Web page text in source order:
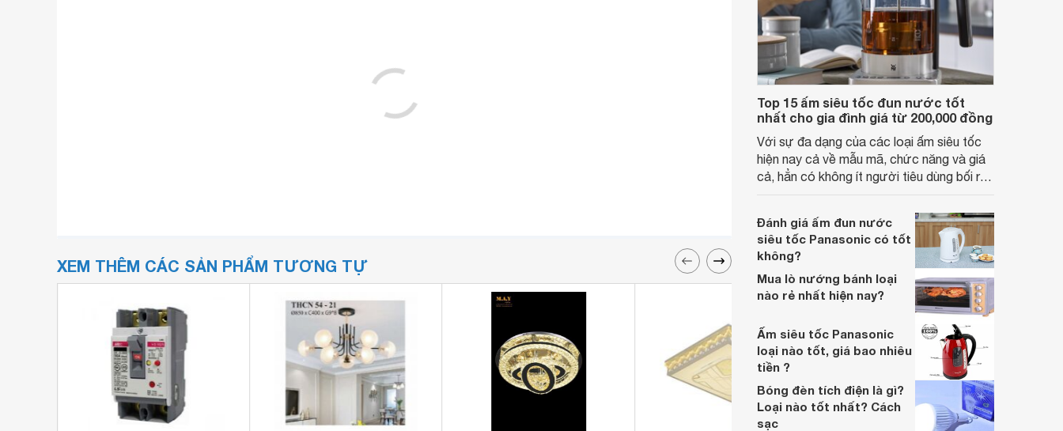
XEM THÊM CÁC SẢN PHẨM TƯƠNG TỰ
Top 15 ấm siêu tốc đun nước tốt
nhất cho gia đình giá từ 200,000 đồng
Với sự đa dạng của các loại ấm siêu tốc
hiện nay cả về mẫu mã, chức năng và giá
cả, hẳn có không ít người tiêu dùng bối rối
nhất với túi tiền và mục đích sử dụng.
Trong bài viết này, Websosanh sẽ giúp bạn
tìm được sản phẩm ưng ý nhanh chóng và
dễ dàng.
Đánh giá ấm đun nước
siêu tốc Panasonic có tốt
không?
Mua lò nướng bánh loại
nào rẻ nhất hiện nay?
Ấm siêu tốc Panasonic
loại nào tốt, giá bao nhiêu
tiền ?
Bóng đèn tích điện là gì?
Loại nào tốt nhất? Cách
sạc